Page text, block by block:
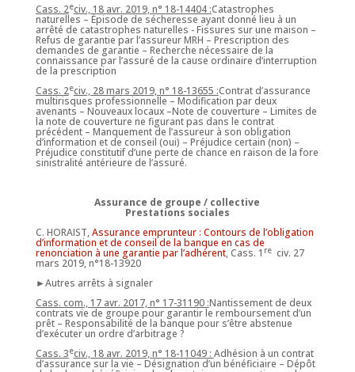
Cass. 2eciv., 18 avr. 2019, n° 18-14404 :Catastrophes
naturelles – Épisode de sécheresse ayant donné lieu à un
arrêté de catastrophes naturelles - Fissures sur une maison –
Refus de garantie par l’assureur MRH – Prescription des
demandes de garantie – Recherche nécessaire de la
connaissance par l’assuré de la cause ordinaire d’interruption
de la prescription
Cass. 2eciv., 28 mars 2019, n° 18-13655 :Contrat d’assurance
multirisques professionnelle – Modification par deux
avenants – Nouveaux locaux –Note de couverture – Limites de
la note de couverture ne figurant pas dans le contrat
précédent – Manquement de l’assureur à son obligation
d’information et de conseil (oui) – Préjudice certain (non) –
Préjudice constitutif d’une perte de chance en raison de la fore
sinistralité antérieure de l’assuré.
Assurance de groupe / collective
Prestations sociales
C. HORAIST,Assurance emprunteur : Contours de l’obligation
d’information et de conseil de la banque en cas de
renonciation à une garantie par l’adhérent, Cass. 1 reciv. 27
mars 2019, n°18-13920
►Autres arrêts à signaler
Cass. com., 17 avr. 2017, n° 17-31190 :Nantissement de deux
contrats vie de groupe pour garantir le remboursement d’un
prêt – Responsabilité de la banque pour s’être abstenue
d’exécuter un ordre d’arbitrage ?
Cass. 3eciv., 18 avr. 2019, n° 18-11049 : Adhésion à un contrat
d’assurance sur la vie – Désignation d’un bénéficiaire – Dépôt